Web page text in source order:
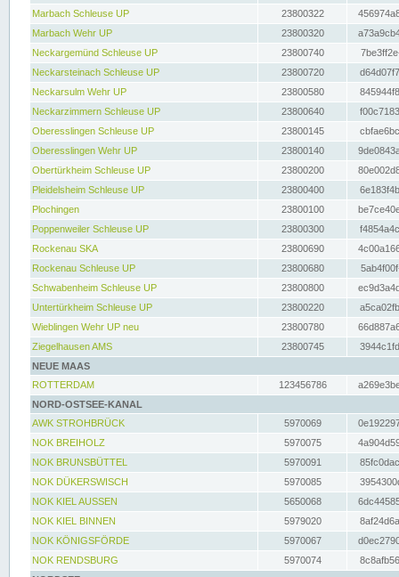
Marbach Schleuse UP
23800322
Marbach Wehr UP
23800320
Neckargemünd Schleuse UP
23800740
Neckarsteinach Schleuse UP
23800720
Neckarsulm Wehr UP
23800580
Neckarzimmern Schleuse UP
23800640
Oberesslingen Schleuse UP
23800145
Oberesslingen Wehr UP
23800140
Obertürkheim Schleuse UP
23800200
Pleidelsheim Schleuse UP
23800400
Plochingen
23800100
Poppenweiler Schleuse UP
23800300
Rockenau SKA
23800690
Rockenau Schleuse UP
23800680
Schwabenheim Schleuse UP
23800800
Untertürkheim Schleuse UP
23800220
Wieblingen Wehr UP neu
23800780
Ziegelhausen AMS
23800745
NEUE MAAS
ROTTERDAM
123456786
NORD-OSTSEE-KANAL
AWK STROHBRÜCK
5970069
NOK BREIHOLZ
5970075
NOK BRUNSBÜTTEL
5970091
NOK DÜKERSWISCH
5970085
NOK KIEL AUSSEN
5650068
NOK KIEL BINNEN
5979020
NOK KÖNIGSFÖRDE
5970067
NOK RENDSBURG
5970074